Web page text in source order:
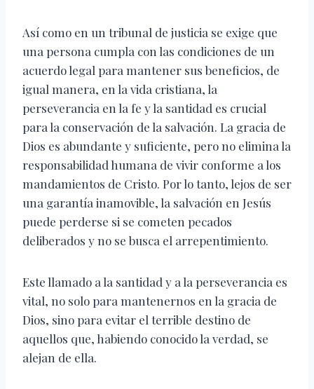
Así como en un tribunal de justicia se exige que
una persona cumpla con las condiciones de un
acuerdo legal para mantener sus beneficios, de
igual manera, en la vida cristiana, la
perseverancia en la fe y la santidad es crucial
para la conservación de la salvación. La gracia de
Dios es abundante y suficiente, pero no elimina la
responsabilidad humana de vivir conforme a los
mandamientos de Cristo. Por lo tanto, lejos de ser
una garantía inamovible, la salvación en Jesús
puede perderse si se cometen pecados
deliberados y no se busca el arrepentimiento.
Este llamado a la santidad y a la perseverancia es
vital, no solo para mantenernos en la gracia de
Dios, sino para evitar el terrible destino de
aquellos que, habiendo conocido la verdad, se
alejan de ella.